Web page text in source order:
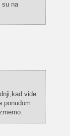
su na
vide
ponudom